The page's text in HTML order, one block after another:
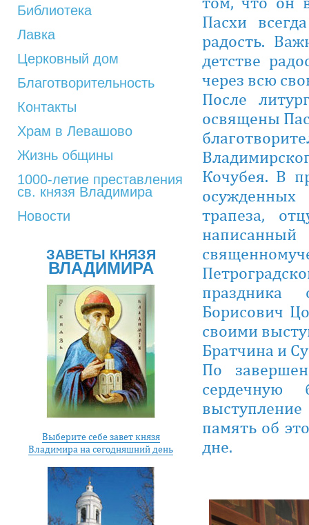
Библиотека
Лавка
Церковный дом
Благотворительность
Контакты
Храм в Левашово
Жизнь общины
1000-летие преставления
св. князя Владимира
Новости
ЗАВЕТЫ КНЯЗЯ
ВЛАДИМИРА
Выберите себе завет князя
Владимира на сегодняшний день
Пасхи
радость.
детстве
через всю
После
освящены
Кочубея. В
трапеза,
праздника
Борисович
своими
Братчина и
По
сердечную
память об
дне.